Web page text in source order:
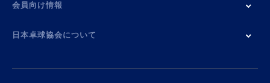
会員向け情報
日本卓球協会について